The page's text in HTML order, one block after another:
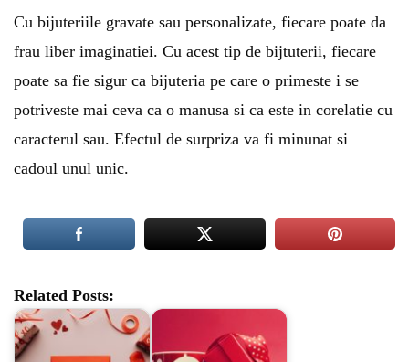
Cu bijuteriile gravate sau personalizate, fiecare poate da
frau liber imaginatiei. Cu acest tip de bijtuterii, fiecare
poate sa fie sigur ca bijuteria pe care o primeste i se
potriveste mai ceva ca o manusa si ca este in corelatie cu
caracterul sau. Efectul de surpriza va fi minunat si
cadoul unul unic.
Related Posts: